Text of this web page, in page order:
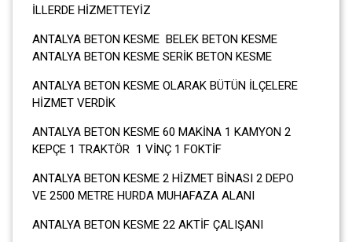
İLLERDE HİZMETTEYİZ
ANTALYA BETON KESME BELEK BETON KESME
ANTALYA BETON KESME SERİK BETON KESME
ANTALYA BETON KESME OLARAK BÜTÜN İLÇELERE
HİZMET VERDİK
ANTALYA BETON KESME 60 MAKİNA 1 KAMYON 2
KEPÇE 1 TRAKTÖR 1 VİNÇ 1 FOKTİF
ANTALYA BETON KESME 2 HİZMET BİNASI 2 DEPO
VE 2500 METRE HURDA MUHAFAZA ALANI
ANTALYA BETON KESME 22 AKTİF ÇALIŞANI